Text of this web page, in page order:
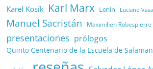
Karel Kosík Karl Marx Lenin Luciano
Manuel Sacristán Maximilien Robespierre
presentaciones prólogos
Quinto Centenario de la Escuela de